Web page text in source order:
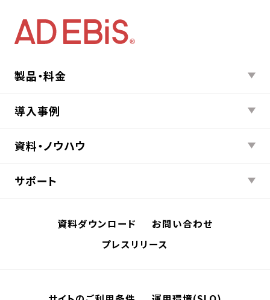
製品・料金
導入事例
資料・ノウハウ
サポート
資料ダウンロード
お問い合わせ
プレスリリース